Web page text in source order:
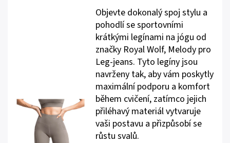
Objevte dokonalý spoj stylu a
pohodlí se sportovními
krátkými legínami na jógu od
značky Royal Wolf, Melody pro
Leg-jeans. Tyto legíny jsou
navrženy tak, aby vám poskytly
maximální podporu a komfort
během cvičení, zatímco jejich
přiléhavý materiál vytvaruje
vaši postavu a přizpůsobí se
růstu svalů.